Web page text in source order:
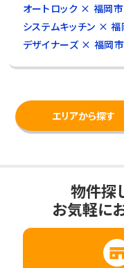
オートロック × 福岡
システムキッチン ×
デザイナーズ × 福岡
エリアから探す
物件探
お気軽に